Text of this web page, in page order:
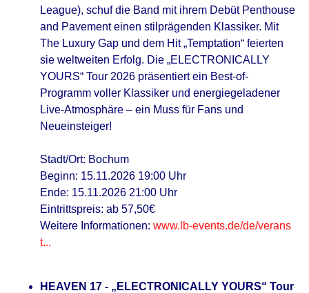
League), schuf die Band mit ihrem Debüt Penthouse
and Pavement einen stilprägenden Klassiker. Mit
The Luxury Gap und dem Hit „Temptation“ feierten
sie weltweiten Erfolg. Die „ELECTRONICALLY
YOURS“ Tour 2026 präsentiert ein Best-of-
Programm voller Klassiker und energiegeladener
Live-Atmosphäre – ein Muss für Fans und
Neueinsteiger!
Stadt/Ort: Bochum
Beginn: 15.11.2026 19:00 Uhr
Ende: 15.11.2026 21:00 Uhr
Eintrittspreis: ab 57,50€
Weitere Informationen: www.lb-events.de/de/verans
t...
HEAVEN 17 - „ELECTRONICALLY YOURS“ Tour